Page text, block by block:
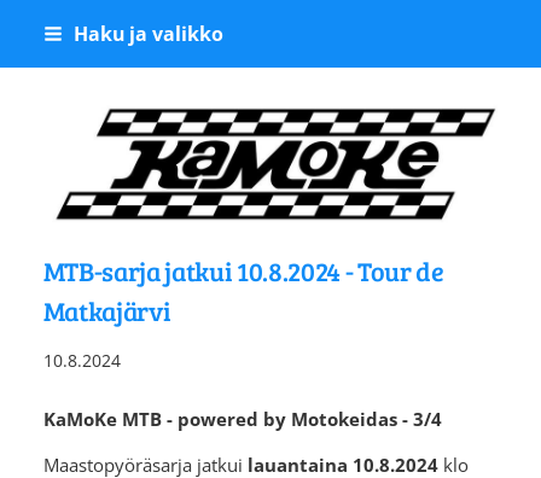
Siirry
Haku ja valikko
Kangasalan
MTB-sarja jatkui 10.8.2024 - Tour de
Matkajärvi
10.8.2024
KaMoKe MTB - powered by Motokeidas - 3/4
Maastopyöräsarja jatkui lauantaina 10.8.2024klo